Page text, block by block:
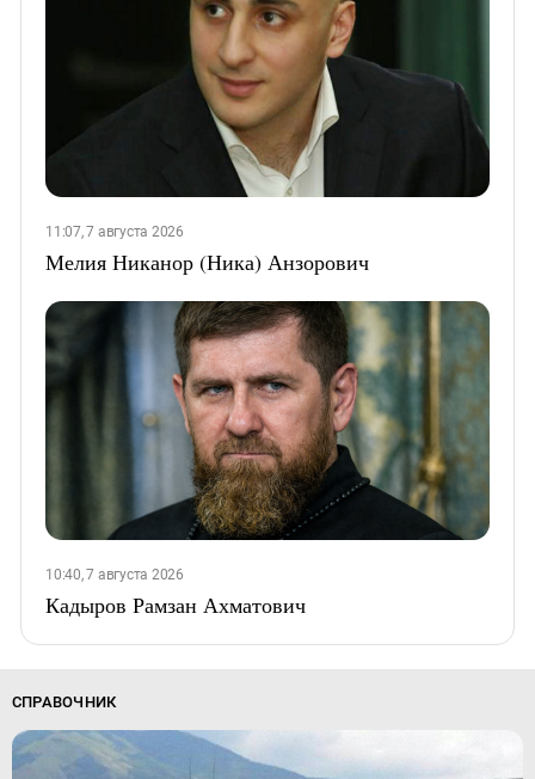
11:07, 7 августа 2026
Мелия Никанор (Ника) Анзорович
10:40, 7 августа 2026
Кадыров Рамзан Ахматович
СПРАВОЧНИК